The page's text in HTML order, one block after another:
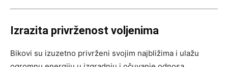
Izrazita privrženost voljenima
Bikovi su izuzetno privrženi svojim najbližima i ulažu